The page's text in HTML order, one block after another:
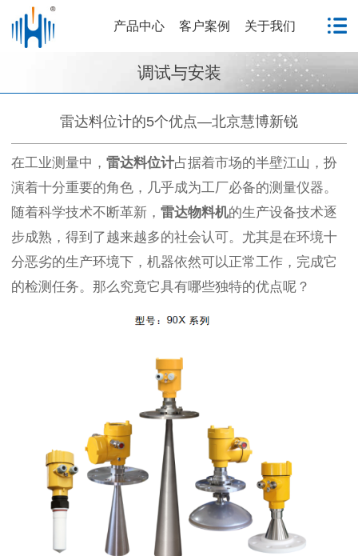
产品中心 客户案例 关于我们
调试与安装
雷达料位计的5个优点—北京慧博新锐
在工业测量中， 雷达料位计占据着市场的半壁江山，扮
演着十分重要的角色，几乎成为工厂必备的测量仪器。
随着科学技术不断革新， 雷达物料机的生产设备技术逐
步成熟，得到了越来越多的社会认可。尤其是在环境十
分恶劣的生产环境下，机器依然可以正常工作，完成它
的检测任务。那么究竟它具有哪些独特的优点呢？